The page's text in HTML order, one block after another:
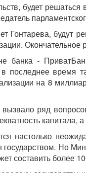
будет
будут
банка -
последнее
на 8
ряд
настолько
Но
составить более